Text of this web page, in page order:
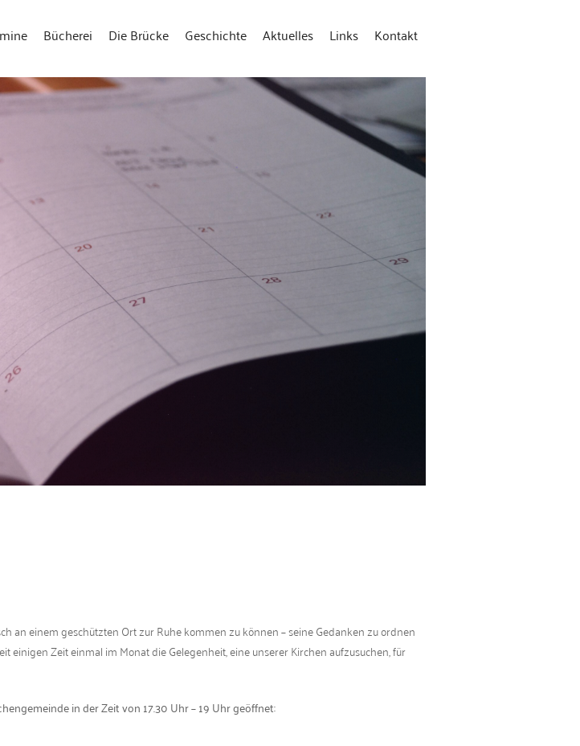
Bücherei Die Brücke Geschichte Aktuelles Links Kontakt
an einem geschützten Ort zur Ruhe kom­men zu kön­nen – seine Gedanken zu ord­nen
eini­gen Zeit ein­mal im Monat die Gele­gen­heit, eine unser­er Kirchen aufzusuchen, für
in der Zeit von 17.30 Uhr – 19 Uhr geöffnet: